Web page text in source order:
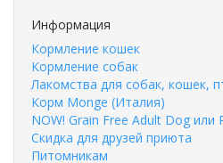
Информация
Кормление кошек
Кормление собак
Лакомства для собак, кошек,
Корм Monge (Италия)
NOW! Grain Free Adult Dog или
Скидка для друзей приюта
Питомникам